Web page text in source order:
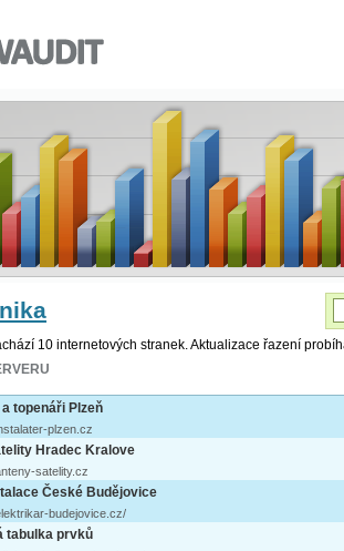
10 internetových stranek. Aktualizace řazení
topenáři Plzeň
plzen.cz
Hradec Kralove
satelity.cz
České Budějovice
budejovice.cz/
tabulka prvků